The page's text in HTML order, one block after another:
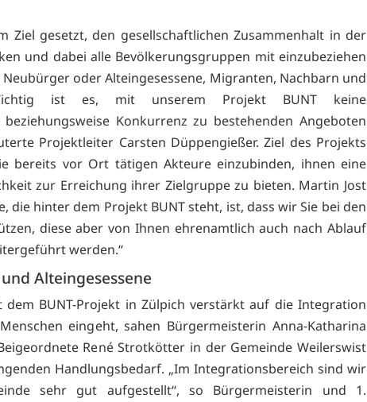
Ziel gesetzt, den gesellschaftlichen Zusammenhalt in der
und dabei alle Bevölkerungsgruppen mit einzubeziehen
Neubürger oder Alteingesessene, Migranten, Nachbarn und
ist es, mit unserem Projekt BUNT keine
Konkurrenz zu bestehenden Angeboten
Projektleiter Carsten Düppengießer. Ziel des Projekts
bereits vor Ort tätigen Akteure einzubinden, ihnen eine
zur Erreichung ihrer Zielgruppe zu bieten. Martin Jost
die hinter dem Projekt BUNT steht, ist, dass wir Sie bei den
diese aber von Ihnen ehrenamtlich auch nach Ablauf
werden.“
Alteingesessene
BUNT-Projekt in Zülpich verstärkt auf die Integration
eingeht, sahen Bürgermeisterin Anna-Katharina
René Strotkötter in der Gemeinde Weilerswist
Handlungsbedarf. „Im Integrationsbereich sind wir
sehr gut aufgestellt“, so Bürgermeisterin und 1.